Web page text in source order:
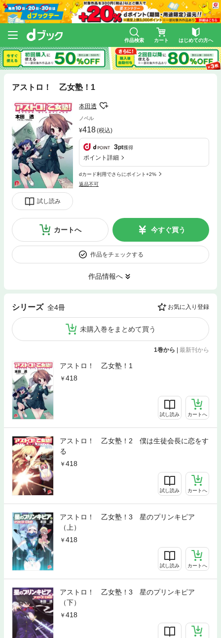
作品検索 カート はじめての方へ
アストロ！ 乙女塾！1
試し読み
本田透
ノベル
418(税込)
3pt獲得
ポイント詳細
dカード利用でさらにポイント+2%
返品不可
カートへ 今すぐ買う
作品をチェックする
作品情報へ
シリーズ 全4冊 お気に入り登録
未購入巻をまとめて買う
1巻から | 最新刊から
アストロ！ 乙女塾！1
418
試し読み カートへ
アストロ！ 乙女塾！2 僕は生徒会長に恋をす
る
418
試し読み カートへ
アストロ！ 乙女塾！3 星のプリンキピア
（上）
418
試し読み カートへ
アストロ！ 乙女塾！3 星のプリンキピア
（下）
418